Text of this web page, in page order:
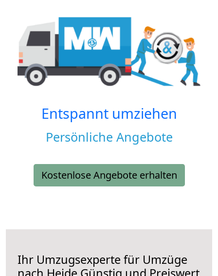
Entspannt umziehen
Persönliche Angebote
Kostenlose Angebote erhalten
Ihr Umzugsexperte für Umzüge